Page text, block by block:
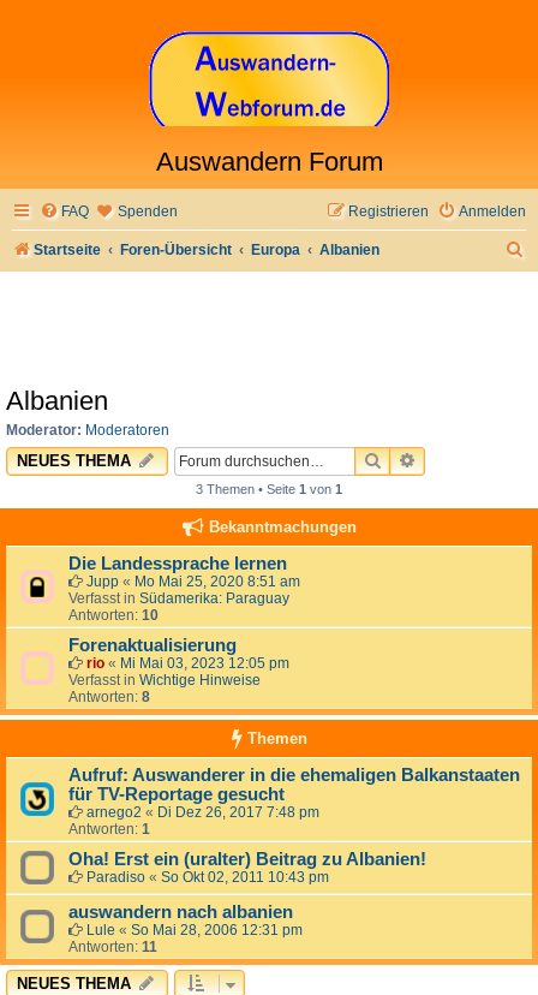
Auswandern Forum
FAQ Spenden Anmelden
Registrieren
Startseite Foren-Übersicht Europa Albanien
Albanien
Moderator: Moderatoren
NEUES THEMA SUCHEERWEITERTE
3 Themen • Seite 1 von 1
Bekanntmachungen
Die Landessprache lernen
Jupp « Mo Mai 25, 2020 8:51 am
Verfasst in Südamerika: Paraguay
Antworten: 10
Forenaktualisierung
rio « Mi Mai 03, 2023 12:05 pm
Verfasst in Wichtige Hinweise
Antworten: 8
Themen
Aufruf: Auswanderer in die ehemaligen Balkanstaaten
für TV-Reportage gesucht
arnego2 « Di Dez 26, 2017 7:48 pm
Antworten: 1
Oha! Erst ein (uralter) Beitrag zu Albanien!
Paradiso « So Okt 02, 2011 10:43 pm
auswandern nach albanien
Lule « So Mai 28, 2006 12:31 pm
Antworten: 11
NEUES THEMA